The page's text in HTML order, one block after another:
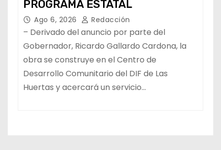
PROGRAMA ESTATAL
Ago 6, 2026 Redacción
– Derivado del anuncio por parte del
Gobernador, Ricardo Gallardo Cardona, la
obra se construye en el Centro de
Desarrollo Comunitario del DIF de Las
Huertas y acercará un servicio…